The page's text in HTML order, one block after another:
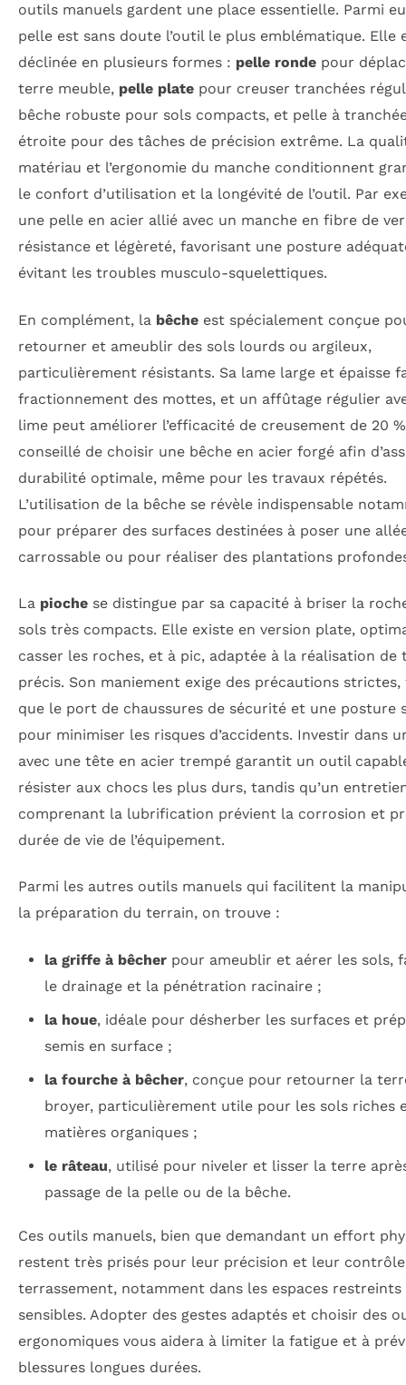
outils manuels gardent une place essentielle. Parmi
pelle est sans doute l’outil le plus emblématique. Elle
déclinée en plusieurs formes : pelle ronde pour
terre meuble, pelle plate pour creuser tranchées
bêche robuste pour sols compacts, et pelle à
étroite pour des tâches de précision extrême. La
matériau et l’ergonomie du manche conditionnent
le confort d’utilisation et la longévité de l’outil. Par
une pelle en acier allié avec un manche en fibre de
résistance et légèreté, favorisant une posture
évitant les troubles musculo-squelettiques.
En complément, la bêche est spécialement conçue
retourner et ameublir des sols lourds ou argileux,
particulièrement résistants. Sa lame large et épaisse
fractionnement des mottes, et un affûtage régulier
lime peut améliorer l’efficacité de creusement de 20
conseillé de choisir une bêche en acier forgé afin
durabilité optimale, même pour les travaux répétés.
L’utilisation de la bêche se révèle indispensable
pour préparer des surfaces destinées à poser une
carrossable ou pour réaliser des plantations
La pioche se distingue par sa capacité à briser la
sols très compacts. Elle existe en version plate,
casser les roches, et à pic, adaptée à la réalisation de
précis. Son maniement exige des précautions strictes,
que le port de chaussures de sécurité et une posture
pour minimiser les risques d’accidents. Investir dans
avec une tête en acier trempé garantit un outil
résister aux chocs les plus durs, tandis qu’un
comprenant la lubrification prévient la corrosion et
durée de vie de l’équipement.
Parmi les autres outils manuels qui facilitent la
la préparation du terrain, on trouve :
la griffe à bêcherpour ameublir et aérer les sols,
le drainage et la pénétration racinaire ;
la houe, idéale pour désherber les surfaces et
semis en surface ;
la fourche à bêcher, conçue pour retourner la
broyer, particulièrement utile pour les sols riches
matières organiques ;
le râteau, utilisé pour niveler et lisser la terre
passage de la pelle ou de la bêche.
Ces outils manuels, bien que demandant un effort
restent très prisés pour leur précision et leur
terrassement, notamment dans les espaces restreints
sensibles. Adopter des gestes adaptés et choisir des
ergonomiques vous aidera à limiter la fatigue et à
blessures longues durées.